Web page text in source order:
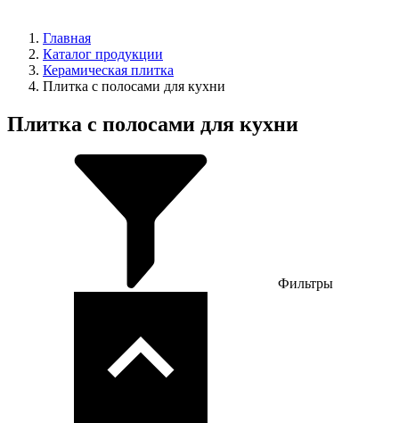
Главная
Каталог продукции
Керамическая плитка
Плитка с полосами для кухни
Плитка с полосами для кухни
Фильтры